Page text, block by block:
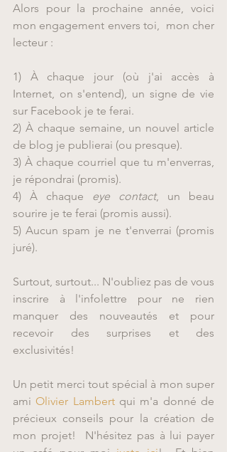
Alors pour la prochaine année, voici
mon engagement envers toi,  mon cher
lecteur :
1) À chaque jour (où j'ai accès à
Internet, on s'entend), un signe de vie
sur Facebook je te ferai.
2) À chaque semaine, un nouvel article
de blog je publierai (ou presque).
3) À chaque courriel que tu m'enverras,
je répondrai (promis).
4) À chaque eye contact, un beau
sourire je te ferai (promis aussi).
5) Aucun spam je ne t'enverrai (promis
juré).
Surtout, surtout... N'oubliez pas de vous
inscrire à l'infolettre pour ne rien
manquer des nouveautés et pour
recevoir des surprises et des
exclusivités!
Un petit merci tout spécial à mon super
ami Olivier Lambert qui m'a donné de
précieux conseils pour la création de
mon projet!  N'hésitez pas à lui payer